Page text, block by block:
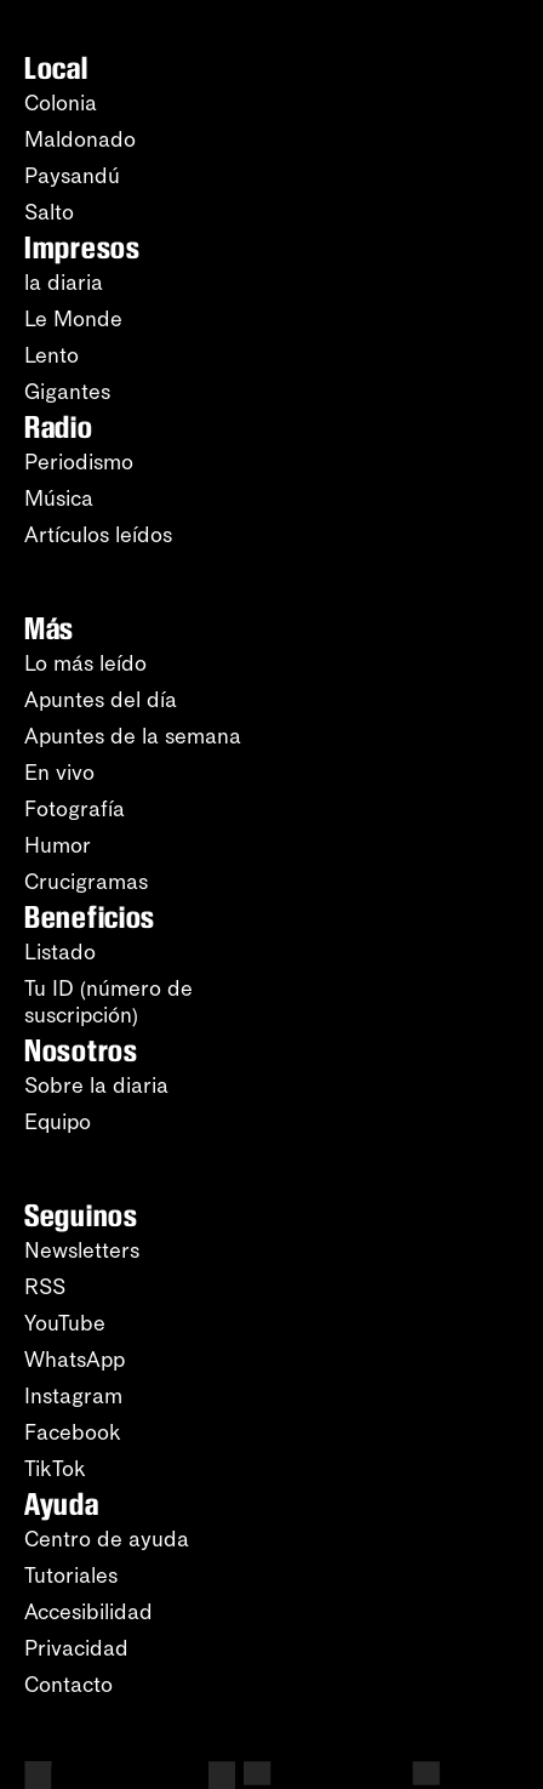
Local
Colonia
Maldonado
Paysandú
Salto
Impresos
la diaria
Le Monde
Lento
Gigantes
Radio
Periodismo
Música
Artículos leídos
Más
Lo más leído
Apuntes del día
Apuntes de la semana
En vivo
Fotografía
Humor
Crucigramas
Beneficios
Listado
Tu ID (número de
suscripción)
Nosotros
Sobre la diaria
Equipo
Seguinos
Newsletters
RSS
YouTube
WhatsApp
Instagram
Facebook
TikTok
Ayuda
Centro de ayuda
Tutoriales
Accesibilidad
Privacidad
Contacto